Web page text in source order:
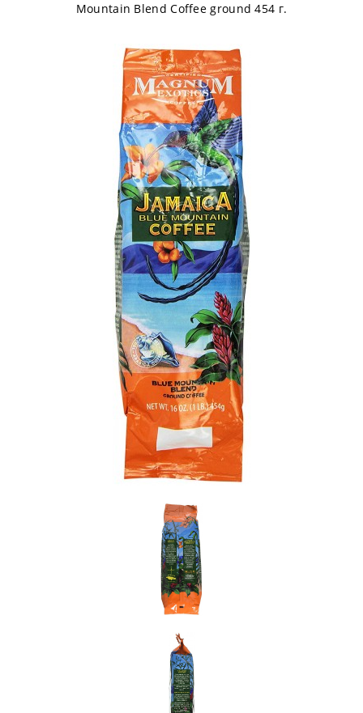
Mountain Blend Coffee ground 454 г.